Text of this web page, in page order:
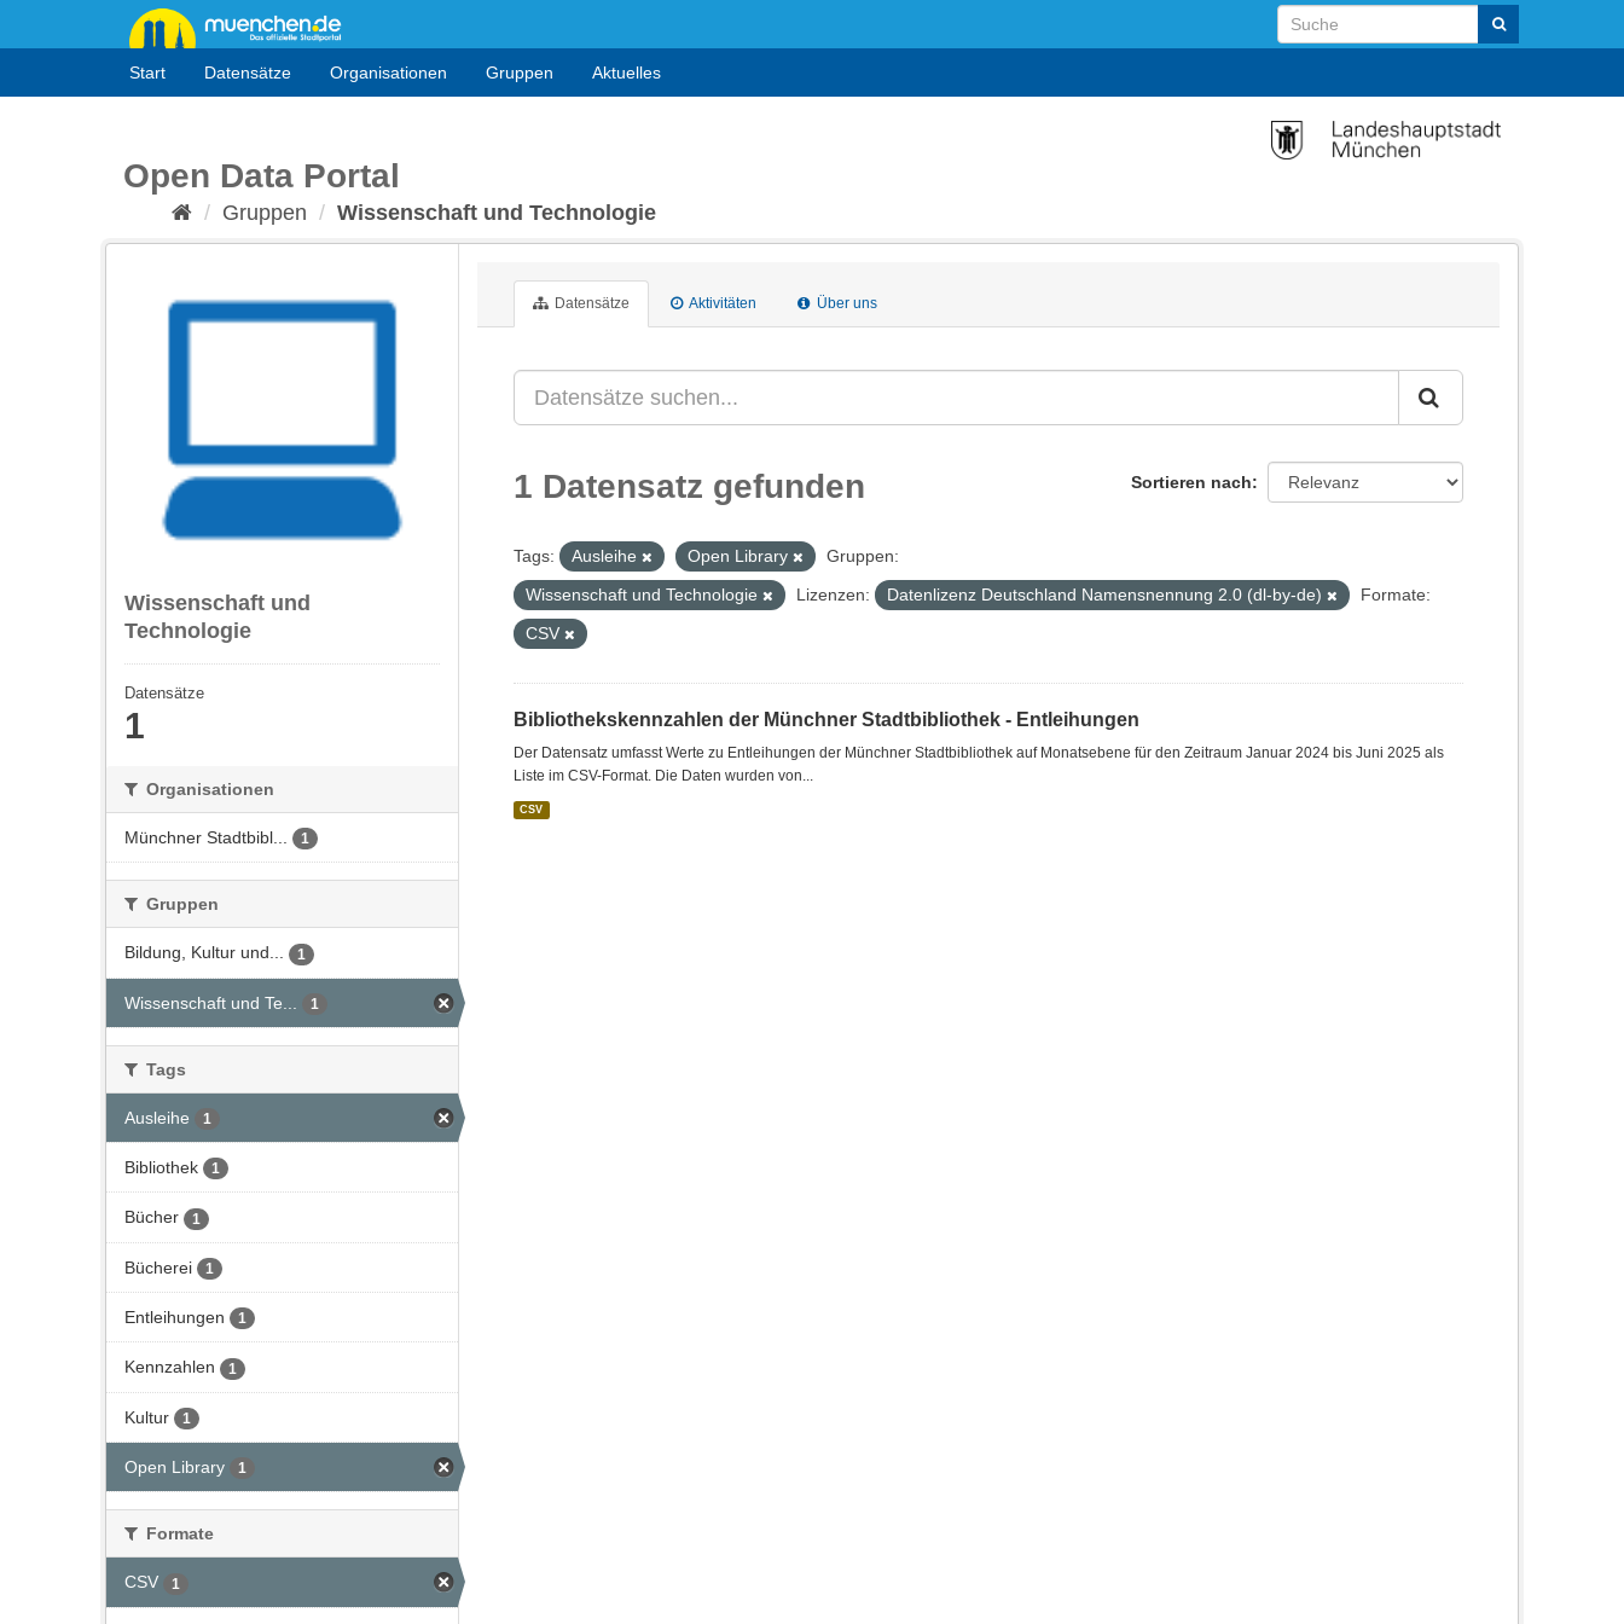
Start Datensätze Organisationen Gruppen Aktuelles
Open Data Portal
Gruppen Wissenschaft und Technologie
Wissenschaft und
Technologie
Datensätze
1
Organisationen
Münchner Stadtbibl... 1
Gruppen
Bildung, Kultur und... 1
Wissenschaft und Te... 1
Tags
Ausleihe 1
Bibliothek 1
Bücher 1
Bücherei 1
Entleihungen 1
Kennzahlen 1
Kultur 1
Open Library 1
Formate
CSV 1
Datensätze Aktivitäten Über uns
Sortieren nach
1 Datensatz gefunden
Tags: Ausleihe Open Library
Gruppen:
Wissenschaft und Technologie
Lizenzen: Datenlizenz Deutschland Namensnennung 2.0 (dl-by-de)
Formate:
CSV
Bibliothekskennzahlen der Münchner Stadtbibliothek - Entleihungen
Der Datensatz umfasst Werte zu Entleihungen der Münchner Stadtbibliothek auf Monatsebene für den Zeitraum Januar 2024 bis Juni 2025 als
Liste im CSV-Format. Die Daten wurden von...
CSV